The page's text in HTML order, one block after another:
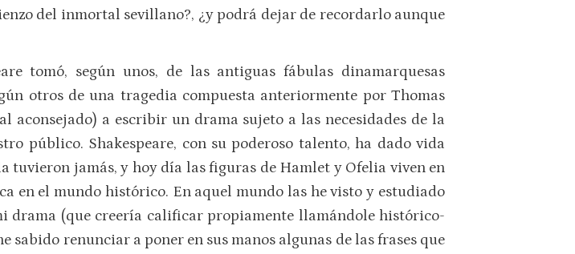
del inmortal sevillano?, ¿y podrá dejar de recordarlo aunque
tomó, según unos, de las antiguas fábulas dinamarquesas
otros de una tragedia compuesta anteriormente por Thomas
aconsejado) a escribir un drama sujeto a las necesidades de la
público. Shakespeare, con su poderoso talento, ha dado vida
tuvieron jamás, y hoy día las figuras de Hamlet y Ofelia viven en
en el mundo histórico. En aquel mundo las he visto y estudiado
drama (que creería calificar propiamente llamándole histórico-
renunciar a poner en sus manos algunas de las frases que